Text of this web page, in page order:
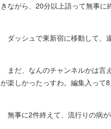
きながら、20分以上語って無事に
ダッシュで東新宿に移動して、
まだ、なんのチャンネルかは言
が楽しかったっすわ。編集入って
無事に2件終えて、流行りの病